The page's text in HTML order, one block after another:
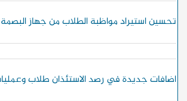
تحسين استيراد مواظبة الطلاب من جهاز
اضافات جديدة في رصد الاستئذان طلاب